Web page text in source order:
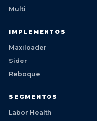
Multi
IMPLEMENTOS
Maxiloader
Sider
Reboque
SEGMENTOS
Labor Health